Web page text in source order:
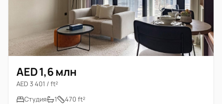
AED 1,6 млн
AED 3 401 / ft²
Студия
1 470 ft²